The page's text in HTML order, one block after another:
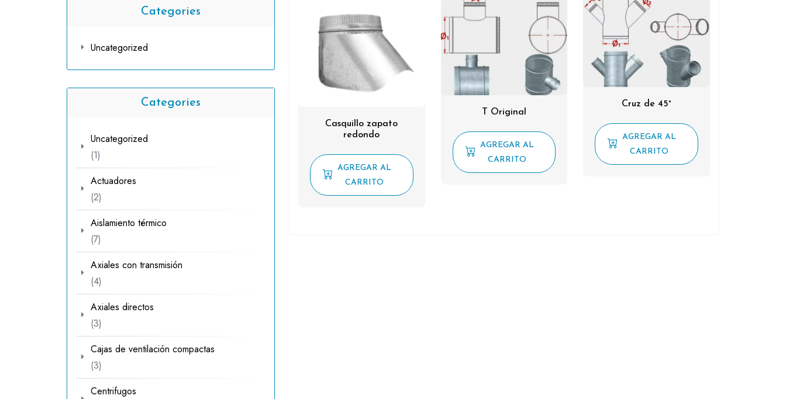
Casquillo zapato
redondo
AGREGAR AL
CARRITO
T Original
AGREGAR AL
CARRITO
Cruz de 45°
AGREGAR AL
CARRITO
Categories
Uncategorized
Categories
Uncategorized
11
producto
Actuadores
22
productos
Aislamiento térmico
77
productos
Axiales con transmisión
44
productos
Axiales directos
33
productos
Cajas de ventilación compactas
33
productos
Centrifugos